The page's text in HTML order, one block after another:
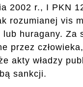
2002 r., I PKN
rozumianej vis
huragany. Za
przez
akty władzy
sankcji.